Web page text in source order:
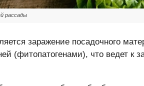
рассады
заражение посадочного
(фитопатогенами), что ведет к